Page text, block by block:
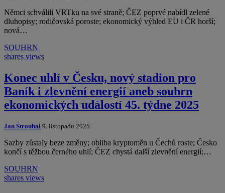
Němci schválili VRTku na své straně; ČEZ poprvé nabídl zelené
dluhopisy; rodičovská poroste; ekonomický výhled EU i ČR horší;
nová…
SOUHRN
shares views
Konec uhlí v Česku, nový stadion pro
Baník i zlevnění energií aneb souhrn
ekonomických událostí 45. týdne 2025
Jan Strouhal 9. listopadu 2025
Sazby zůstaly beze změny; obliba kryptoměn u Čechů roste; Česko
končí s těžbou černého uhlí; ČEZ chystá další zlevnění energií;…
SOUHRN
shares views